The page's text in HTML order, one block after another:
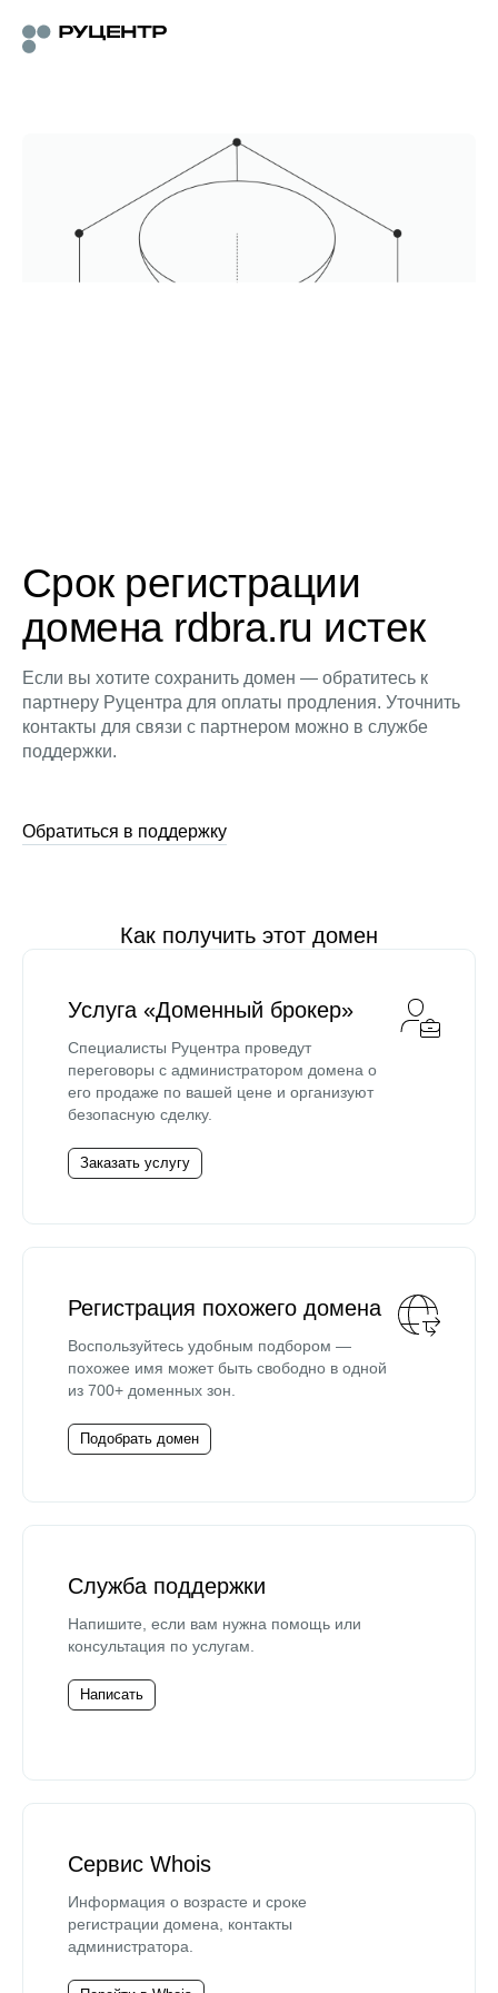
Срок регистрации
домена rdbra.ru истек
Если вы хотите сохранить домен — обратитесь к
партнеру Руцентра для оплаты продления. Уточнить
контакты для связи с партнером можно в службе
поддержки.
Обратиться в поддержку
Как получить этот домен
Услуга «Доменный брокер»
Специалисты Руцентра проведут
переговоры с администратором домена о
его продаже по вашей цене и организуют
безопасную сделку.
Заказать услугу
Регистрация похожего домена
Воспользуйтесь удобным подбором —
похожее имя может быть свободно в одной
из 700+ доменных зон.
Подобрать домен
Служба поддержки
Напишите, если вам нужна помощь или
консультация по услугам.
Написать
Сервис Whois
Информация о возрасте и сроке
регистрации домена, контакты
администратора.